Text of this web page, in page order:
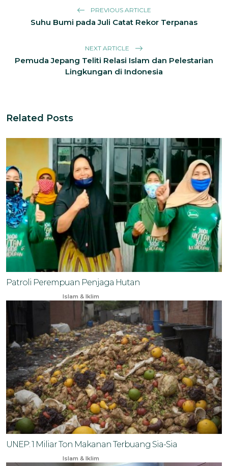
PREVIOUS ARTICLE
Suhu Bumi pada Juli Catat Rekor Terpanas
NEXT ARTICLE
Pemuda Jepang Teliti Relasi Islam dan Pelestarian
Lingkungan di Indonesia
Related Posts
Patroli Perempuan Penjaga Hutan
Islam & Iklim
UNEP: 1 Miliar Ton Makanan Terbuang Sia-Sia
Islam & Iklim